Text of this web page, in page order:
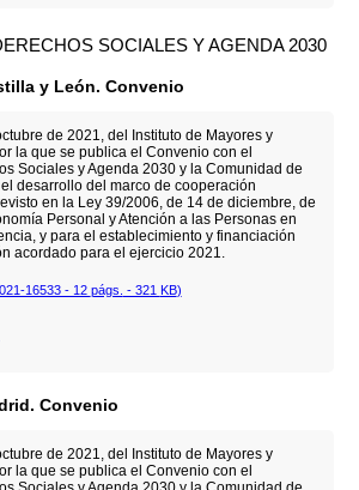
SOCIALES Y AGENDA 2030
y León. Convenio
de 2021, del Instituto de Mayores y
la que se publica el Convenio con el
Sociales y Agenda 2030 y la Comunidad de
desarrollo del marco de cooperación
en la Ley 39/2006, de 14 de diciembre, de
Personal y Atención a las Personas en
y para el establecimiento y financiación
acordado para el ejercicio 2021.
16533 - 12 págs. - 321 KB)
Convenio
de 2021, del Instituto de Mayores y
la que se publica el Convenio con el